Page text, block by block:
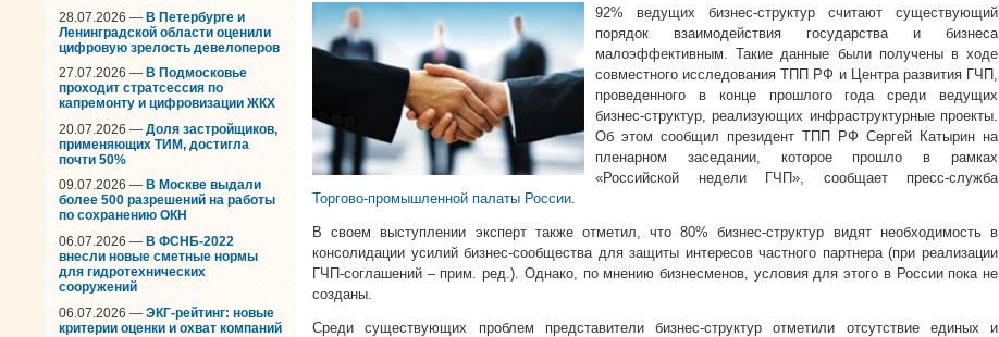
28.07.2026 — В Петербурге и
Ленинградской области оценили
цифровую зрелость девелоперов
27.07.2026 — В Подмосковье
проходит стратсессия по
капремонту и цифровизации ЖКХ
20.07.2026 — Доля застройщиков,
применяющих ТИМ, достигла
почти 50%
09.07.2026 — В Москве выдали
более 500 разрешений на работы
по сохранению ОКН
06.07.2026 — В ФСНБ-2022
внесли новые сметные нормы
для гидротехнических
сооружений
06.07.2026 — ЭКГ-рейтинг: новые
критерии оценки и охват компаний
92% ведущих бизнес-структур считают существующий
порядок взаимодействия государства и бизнеса
малоэффективным. Такие данные были получены в ходе
совместного исследования ТПП РФ и Центра развития ГЧП,
проведенного в конце прошлого года среди ведущих
бизнес-структур, реализующих инфраструктурные проекты.
Об этом сообщил президент ТПП РФ Сергей Катырин на
пленарном заседании, которое прошло в рамках
«Российской недели ГЧП», сообщает пресс-служба
Торгово-промышленной палаты России.
В своем выступлении эксперт также отметил, что 80% бизнес-структур видят необходимость в
консолидации усилий бизнес-сообщества для защиты интересов частного партнера (при реализации
ГЧП-соглашений – прим. ред.). Однако, по мнению бизнесменов, условия для этого в России пока не
созданы.
Среди существующих проблем представители бизнес-структур отметили отсутствие единых и